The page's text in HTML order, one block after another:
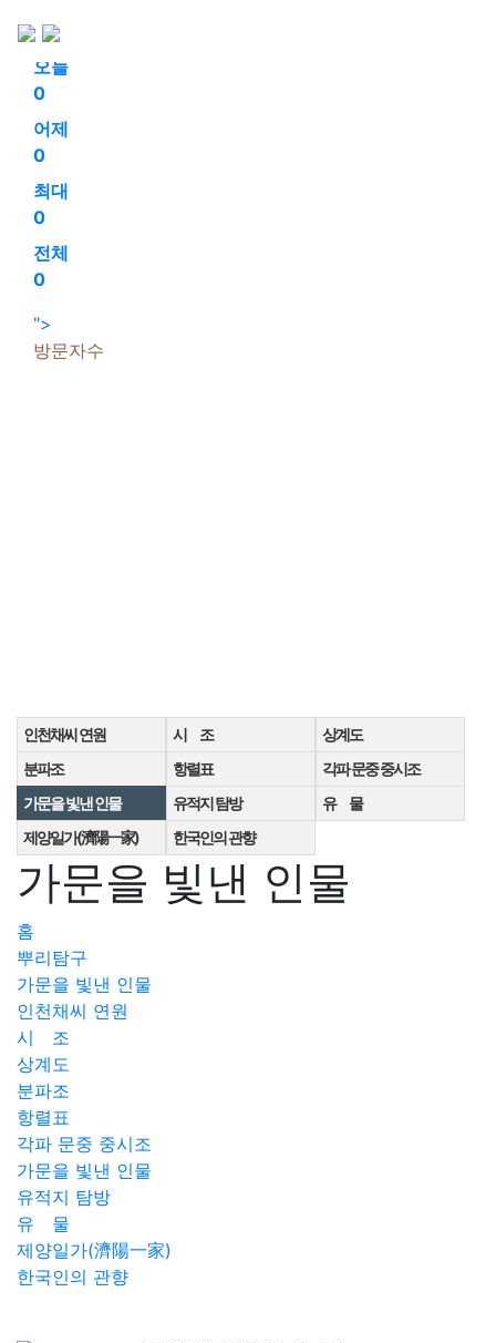
로그인
오늘
0
어제
0
최대
0
전체
0
">
방문자수
인천채씨 연원 시 조
상계도
분파조
항렬표
각파 문중 중시조
가문을 빛낸 인물
유적지 탐방
유 물
제양일가(濟陽一家)
한국인의 관향
가문을 빛낸 인물
홈
뿌리탐구
가문을 빛낸 인물
인천채씨 연원
시 조
상계도
분파조
항렬표
각파 문중 중시조
가문을 빛낸 인물
유적지 탐방
유 물
제양일가(濟陽一家)
한국인의 관향